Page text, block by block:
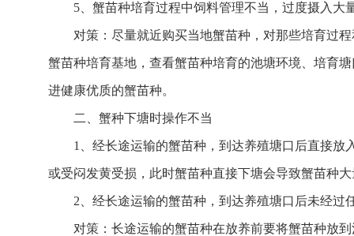
5、蟹苗种培育过程中饲料管理不当，过度摄入
对策：尽量就近购买当地蟹苗种，对那些培育过
蟹苗种培育基地，查看蟹苗种培育的池塘环境、培育
进健康优质的蟹苗种。
二、蟹种下塘时操作不当
1、经长途运输的蟹苗种，到达养殖塘口后直接
或受闷发黄受损，此时蟹苗种直接下塘会导致蟹苗种
2、经长途运输的蟹苗种，到达养殖塘口后未经
对策：长途运输的蟹苗种在放养前要将蟹苗种放